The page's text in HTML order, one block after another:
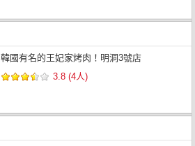
韓國有名的王妃家烤肉！明洞3號店
3.8 (4人)